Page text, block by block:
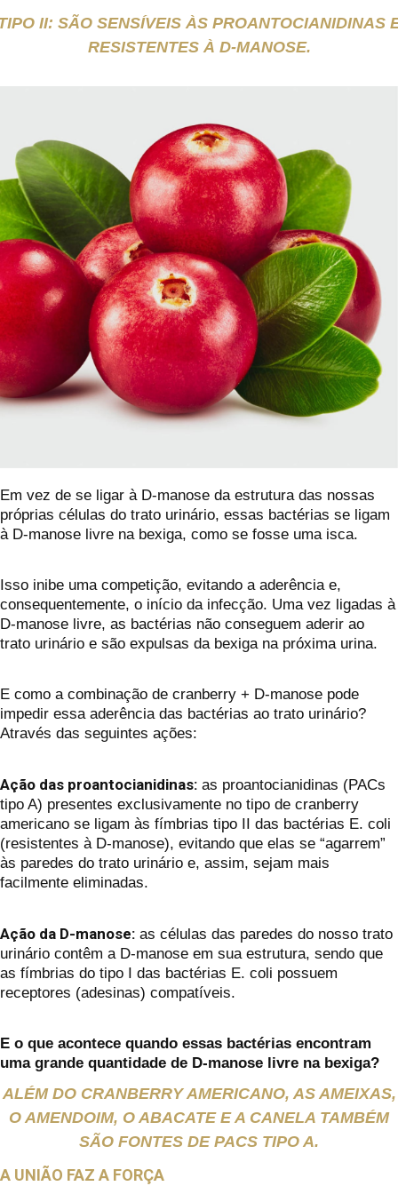
II: SÃO SENSÍVEIS ÀS PROANTOCIANIDINAS
RESISTENTES À D-MANOSE.
Em vez de se ligar à D-manose da estrutura das nossas
próprias células do trato urinário, essas bactérias se ligam
à D-manose livre na bexiga, como se fosse uma isca.
Isso inibe uma competição, evitando a aderência e,
consequentemente, o início da infecção. Uma vez ligadas à
D-manose livre, as bactérias não conseguem aderir ao
trato urinário e são expulsas da bexiga na próxima urina.
E como a combinação de cranberry + D-manose pode
impedir essa aderência das bactérias ao trato urinário?
Através das seguintes ações:
Ação das proantocianidinas: as proantocianidinas (PACs
tipo A) presentes exclusivamente no tipo de cranberry
americano se ligam às fímbrias tipo II das bactérias E. coli
(resistentes à D-manose), evitando que elas se “agarrem”
às paredes do trato urinário e, assim, sejam mais
facilmente eliminadas.
Ação da D-manose: as células das paredes do nosso trato
urinário contêm a D-manose em sua estrutura, sendo que
as fímbrias do tipo I das bactérias E. coli possuem
receptores (adesinas) compatíveis.
E o que acontece quando essas bactérias encontram
uma grande quantidade de D-manose livre na bexiga?
ALÉM DO CRANBERRY AMERICANO, AS AMEIXAS,
O AMENDOIM, O ABACATE E A CANELA TAMBÉM
SÃO FONTES DE PACS TIPO A.
A UNIÃO FAZ A FORÇA